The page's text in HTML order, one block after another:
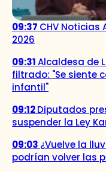
09:37 CHV Noticias
2026
09:31Alcaldesa de
filtrado: "Se siente
infantil"
09:12Diputados
suspender la Ley
09:03 ¿Vuelve la
podrían volver las